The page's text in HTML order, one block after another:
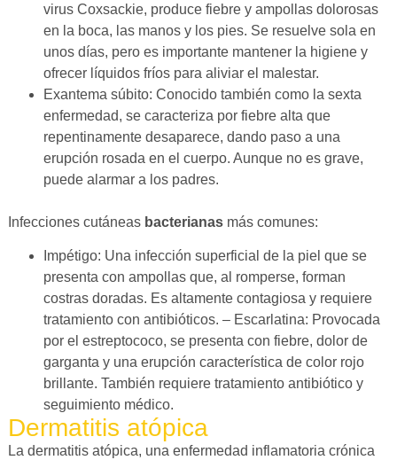
virus Coxsackie, produce fiebre y ampollas dolorosas
en la boca, las manos y los pies. Se resuelve sola en
unos días, pero es importante mantener la higiene y
ofrecer líquidos fríos para aliviar el malestar.
Exantema súbito: Conocido también como la sexta
enfermedad, se caracteriza por fiebre alta que
repentinamente desaparece, dando paso a una
erupción rosada en el cuerpo. Aunque no es grave,
puede alarmar a los padres.
Infecciones cutáneas bacterianasmás comunes:
Impétigo: Una infección superficial de la piel que se
presenta con ampollas que, al romperse, forman
costras doradas. Es altamente contagiosa y requiere
tratamiento con antibióticos. – Escarlatina: Provocada
por el estreptococo, se presenta con fiebre, dolor de
garganta y una erupción característica de color rojo
brillante. También requiere tratamiento antibiótico y
seguimiento médico.
Dermatitis atópica
La dermatitis atópica, una enfermedad inflamatoria crónica